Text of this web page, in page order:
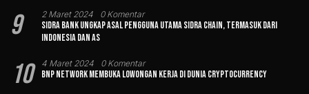
9 2 Maret 2024 0 Komentar
Sidra Bank Ungkap Asal Pengguna Utama Sidra Chain, Termasuk dari
Indonesia dan AS
10 4 Maret 2024 0 Komentar
BNP Network Membuka Lowongan Kerja di Dunia Cryptocurrency